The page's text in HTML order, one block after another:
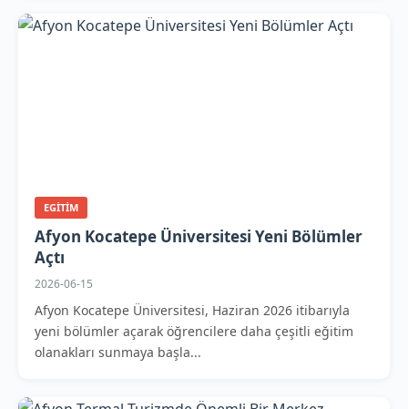
EGITIM
Afyon Kocatepe Üniversitesi Yeni Bölümler
Açtı
2026-06-15
Afyon Kocatepe Üniversitesi, Haziran 2026 itibarıyla
yeni bölümler açarak öğrencilere daha çeşitli eğitim
olanakları sunmaya başla...